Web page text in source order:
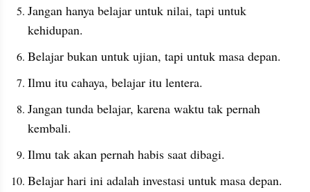
Jangan hanya belajar untuk nilai, tapi untuk
kehidupan.
Belajar bukan untuk ujian, tapi untuk masa depan.
Ilmu itu cahaya, belajar itu lentera.
Jangan tunda belajar, karena waktu tak pernah
kembali.
Ilmu tak akan pernah habis saat dibagi.
Belajar hari ini adalah investasi untuk masa depan.